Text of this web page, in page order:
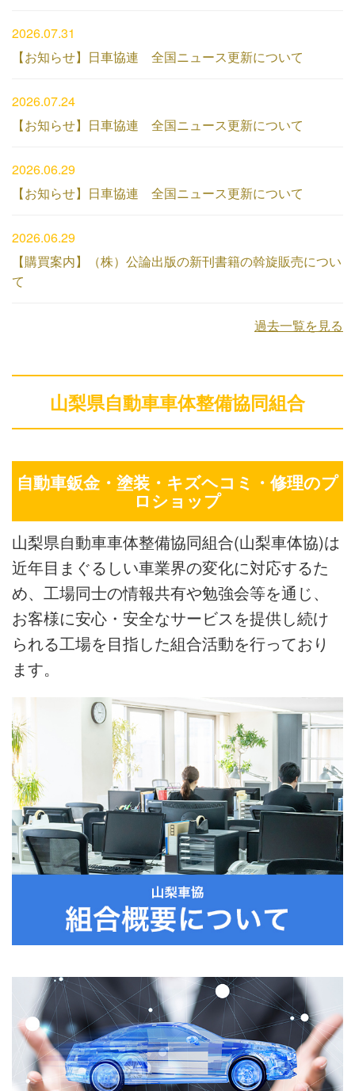
2026.07.31
【お知らせ】日車協連 全国ニュース更新について
2026.07.24
【お知らせ】日車協連 全国ニュース更新について
2026.06.29
【お知らせ】日車協連 全国ニュース更新について
2026.06.29
【購買案内】（株）公論出版の新刊書籍の斡旋販売につい
て
過去一覧を見る
山梨県自動車車体整備協同組合
自動車鈑金・塗装・キズヘコミ・修理のプ
ロショップ
山梨県自動車車体整備協同組合(山梨車体協)は
近年目まぐるしい車業界の変化に対応するた
め、工場同士の情報共有や勉強会等を通じ、
お客様に安心・安全なサービスを提供し続け
られる工場を目指した組合活動を行っており
ます。